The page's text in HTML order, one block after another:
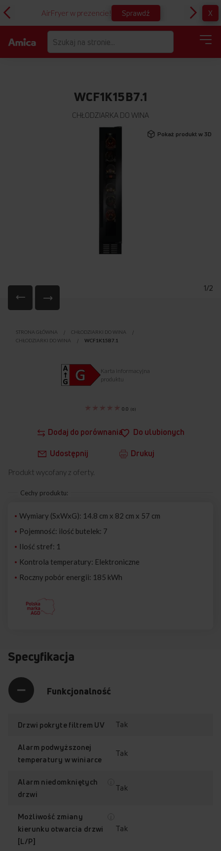
AirFryer w prezencie! Sprawdź X
WCF1K15B7.1
CHŁODZIARKA DO WINA
Pokaż produkt w 3D
1/2
początek
STRONA GŁÓWNA
CHŁODZIARKI DO WINA
CHŁODZIARKI DO WINA
WCF1K15B7.1
Dodaj do porównania Do ulubionych
Udostępnij Drukuj
0.0 (0)
Karta informacyjna
produktu
Produkt wycofany z oferty.
Cechy produktu:
Wymiary (SxWxG): 14.8 cm x 82 cm x 57 cm
Pojemność: ilość butelek: 7
Ilość stref: 1
Kontrola temperatury: Elektroniczne
Roczny pobór energii: 185 kWh
Specyfikacja
Funkcjonalność
Drzwi pokryte filtrem UV Tak
Alarm podwyższonej
temperatury w winiarce
Tak
Alarm niedomkniętych
drzwi
Tak
Możliwość zmiany
kierunku otwarcia drzwi
[L/P]
Tak